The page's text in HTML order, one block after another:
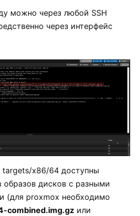
можно через любой SSH
через интерфейс
targets/x86/64 доступны
образов дисков с разными
(для proxmox необходимо
combined.img.gz или